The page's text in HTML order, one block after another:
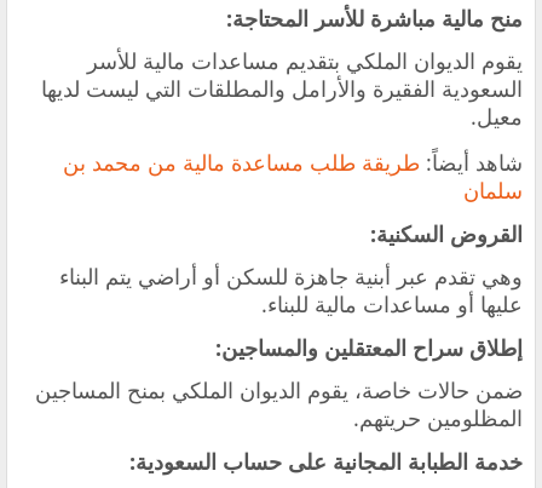
منح مالية مباشرة للأسر المحتاجة:
يقوم الديوان الملكي بتقديم مساعدات مالية للأسر
السعودية الفقيرة والأرامل والمطلقات التي ليست لديها
معيل.
شاهد أيضاً: طريقة طلب مساعدة مالية من محمد بن
سلمان
القروض السكنية:
وهي تقدم عبر أبنية جاهزة للسكن أو أراضي يتم البناء
عليها أو مساعدات مالية للبناء.
إطلاق سراح المعتقلين والمساجين:
ضمن حالات خاصة، يقوم الديوان الملكي بمنح المساجين
المظلومين حريتهم.
خدمة الطبابة المجانية على حساب السعودية: